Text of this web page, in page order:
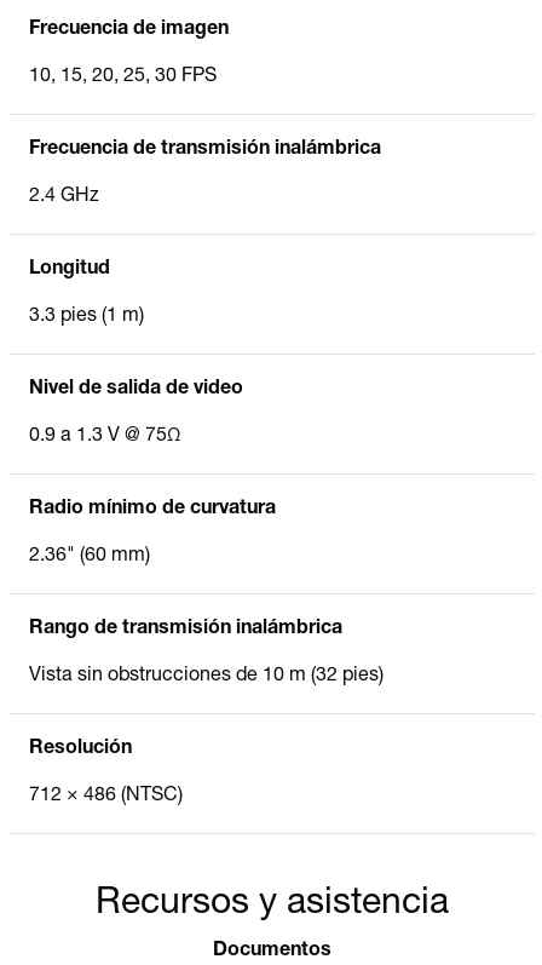
Frecuencia de imagen
10, 15, 20, 25, 30 FPS
Frecuencia de transmisión inalámbrica
2.4 GHz
Longitud
3.3 pies (1 m)
Nivel de salida de video
0.9 a 1.3 V @ 75Ω
Radio mínimo de curvatura
2.36" (60 mm)
Rango de transmisión inalámbrica
Vista sin obstrucciones de 10 m (32 pies)
Resolución
712 × 486 (NTSC)
Recursos y asistencia
Documentos